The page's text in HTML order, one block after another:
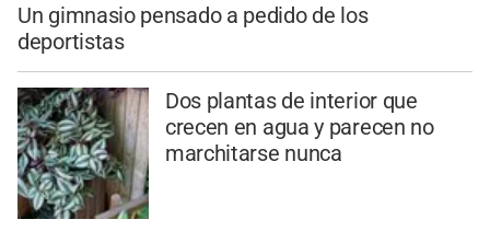
Un gimnasio pensado a pedido de los
deportistas
Dos plantas de interior que
crecen en agua y parecen no
marchitarse nunca